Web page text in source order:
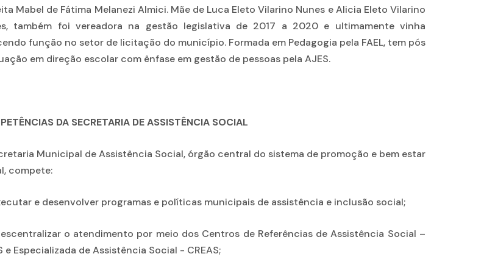
Mabel de Fátima Melanezi Almici. Mãe de Luca Eleto Vilarino Nunes e Alicia Eleto Vilarino
também foi vereadora na gestão legislativa de 2017 a 2020 e ultimamente vinha
função no setor de licitação do município. Formada em Pedagogia pela FAEL, tem pós
em direção escolar com ênfase em gestão de pessoas pela AJES.
DA SECRETARIA DE ASSISTÊNCIA SOCIAL
Municipal de Assistência Social, órgão central do sistema de promoção e bem estar
compete:
e desenvolver programas e políticas municipais de assistência e inclusão social;
o atendimento por meio dos Centros de Referências de Assistência Social –
e Especializada de Assistência Social - CREAS;